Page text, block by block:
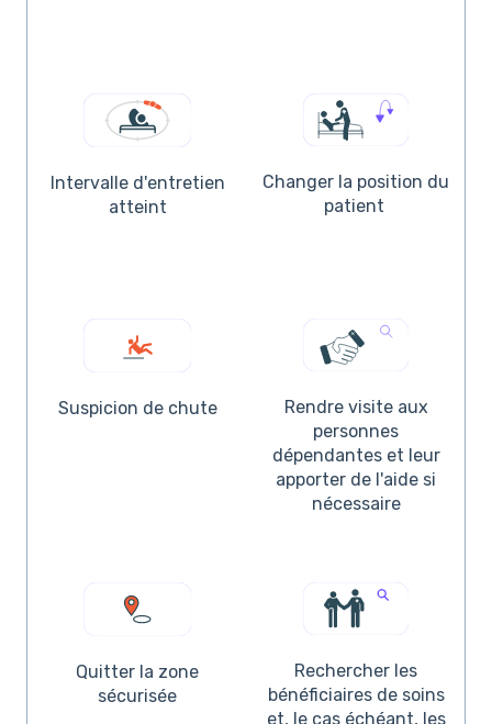
Intervalle d'entretien
atteint
Changer la position du
patient
Suspicion de chute
Rendre visite aux
personnes
dépendantes et leur
apporter de l'aide si
nécessaire
Quitter la zone
sécurisée
Rechercher les
bénéficiaires de soins
et, le cas échéant, les